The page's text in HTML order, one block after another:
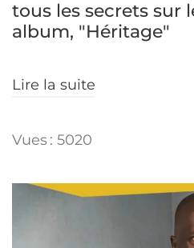
tous les secrets sur
album, "Héritage"
Lire la suite
Vues : 5020